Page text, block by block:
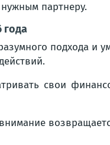
партнеру.
года
подхода и
свои